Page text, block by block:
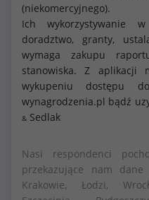
(niekomercyjnego).
Ich wykorzystywanie
doradztwo, granty,
wymaga zakupu
stanowiska. Z aplikacji
wykupeniu dostępu
wynagrodzenia.pl bądź
& Sedlak
Nasi respondenci
przekazujące nam
Krakowie, Łodzi,